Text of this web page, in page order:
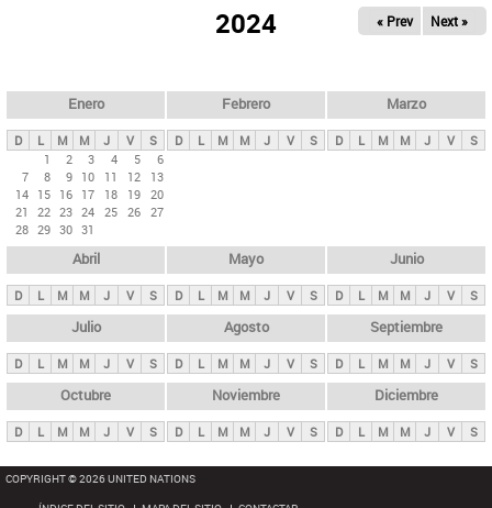
ds
p
n
i
p
a
l
s
2024 « Prev Next »
Enero
D L M M J V
S
1
2 3 4 5
6
7
8 9 10 11 12
13
14 15 16 17 18 19 20
21
22 23 24 25 26 27
28 29 30 31
Febrero
D L M M J V S
Marzo
D L M M J V S
Abril
D L M M J V S
Mayo
D L M M J V S
Junio
D L M M J V S
Julio
D L M M J V S
Agosto
D L M M J V S
Septiembre
D L M M J V S
Octubre
D L M M J V S
Noviembre
D L M M J V S
Diciembre
D L M M J V S
COPYRIGHT © 2026 UNITED NATIONS